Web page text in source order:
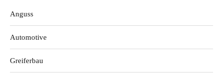
Anguss
Automotive
Greiferbau